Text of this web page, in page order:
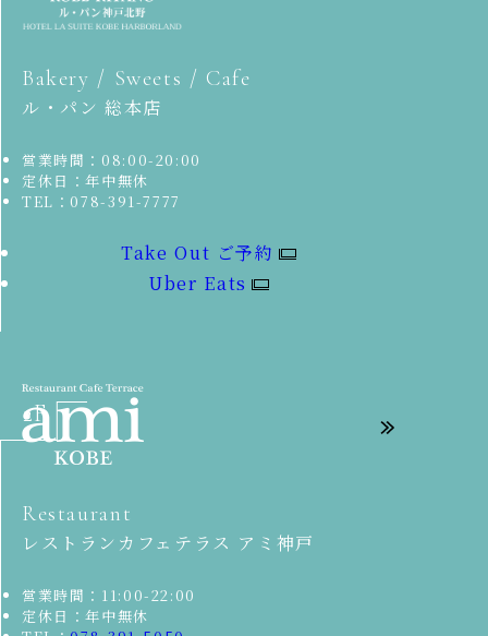
Bakery / Sweets / Cafe
ル・パン 総本店
営業時間：08:00-20:00
定休日：年中無休
TEL：078-391-7777
Take Out ご予約
Uber Eats
2F
Restaurant
レストランカフェテラス アミ神戸
営業時間：11:00-22:00
定休日：年中無休